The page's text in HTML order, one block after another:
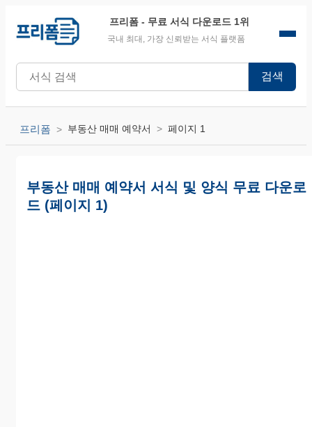
프리폼 - 무료 서식 다운로드 1위
국내 최대, 가장 신뢰받는 서식 플랫폼
검색
프리폼 부동산 매매 예약서 페이지 1
부동산 매매 예약서 서식 및 양식 무료 다운로
드 (페이지 1)